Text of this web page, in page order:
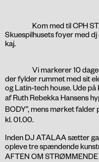
Kom med til CPH
Skuespilhusets foyer med
kaj.
Vi markerer 10
der fylder rummet med sit
og Latin-tech house. Ude på
af Ruth Rebekka Hansens
BODY”, mens mørket falder
kl. 01.00.
Inden DJ ATALAA sætter
opleve tre spændende
AFTEN OM